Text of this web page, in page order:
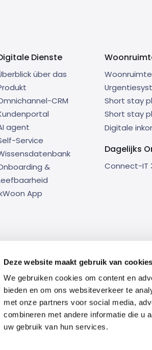
Deze website maakt gebruik van cookies
We gebruiken cookies om content en
bieden en om ons websiteverkeer te
met onze partners voor social media,
combineren met andere informatie die u
uw gebruik van hun services.
Dienste
über das
CRM
agent
Service
&
App
Short stay
Short stay
Digitale
Dagelijks
Connect-IT
Compliance WCAG Vereinbarung